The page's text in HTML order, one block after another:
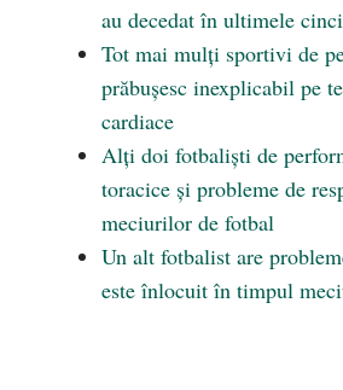
au decedat în ultimele
Tot mai mulți sportivi de
prăbușesc inexplicabil pe
cardiace
Alți doi fotbaliști de
toracice și probleme de
meciurilor de fotbal
Un alt fotbalist are
este înlocuit în timpul